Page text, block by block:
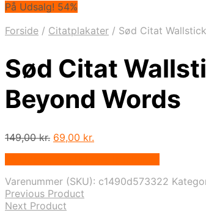
På Udsalg! 54%
Forside / Citatplakater / Sød Citat
Sød Citat
Beyond Words
149,00kr. Den
149,00 kr..
69,00 kr.
69,00 kr..
Varenummer (SKU): c1490d573322
Previous Product
Next Product